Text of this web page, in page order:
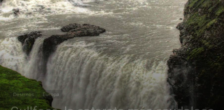
Destinos Europa